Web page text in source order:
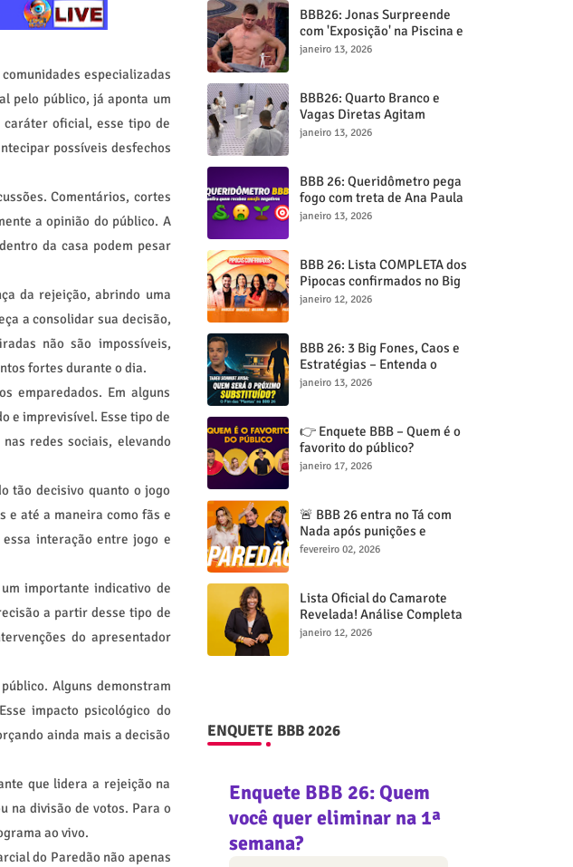
especializadas
pelo público, já aponta um
oficial, esse tipo de
possíveis desfechos
Comentários, cortes
a opinião do público. A
da casa podem pesar
da rejeição, abrindo uma
a consolidar sua decisão,
não são impossíveis,
fortes durante o dia.
emparedados. Em alguns
e imprevisível. Esse tipo de
redes sociais, elevando
tão decisivo quanto o jogo
e até a maneira como fãs e
interação entre jogo e
importante indicativo de
a partir desse tipo de
do apresentador
Alguns demonstram
impacto psicológico do
ainda mais a decisão
que lidera a rejeição na
na divisão de votos. Para o
ao vivo.
do Paredão não apenas
BBB26: Jonas Surpreende
com 'Exposição' na Piscina e
Viraliza
janeiro 13, 2026
BBB26: Quarto Branco e
Vagas Diretas Agitam
Estreia!
janeiro 13, 2026
BBB 26: Queridômetro pega
fogo com treta de Ana Paula
e Aline Campos!
janeiro 13, 2026
BBB 26: Lista COMPLETA dos
Pipocas confirmados no Big
Brother Brasil
janeiro 12, 2026
BBB 26: 3 Big Fones, Caos e
Estratégias – Entenda o
Jogo!
janeiro 13, 2026
👉 Enquete BBB – Quem é o
favorito do público?
janeiro 17, 2026
🚨 BBB 26 entra no Tá com
Nada após punições e
paredão entre Ana Paula,
fevereiro 02, 2026
Lista Oficial do Camarote
Revelada! Análise Completa
dos Participantes
janeiro 12, 2026
ENQUETE BBB 2026
Enquete BBB 26: Quem
você quer eliminar na 1ª
semana?